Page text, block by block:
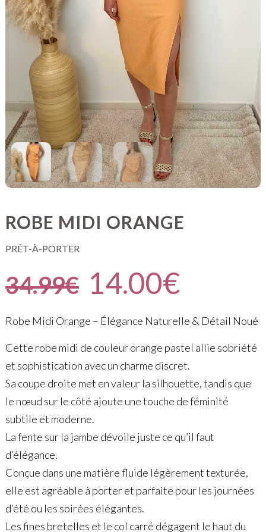
ROBE MIDI ORANGE
PRÊT-À-PORTER
34.99€ 14.00€
Robe Midi Orange – Élégance Naturelle & Détail Noué
Cette robe midi de couleur orange pastel allie sobriété
et sophistication avec un charme discret.
Sa coupe droite met en valeur la silhouette, tandis que
le nœud sur le côté ajoute une touche de féminité
subtile et moderne.
La fente sur la jambe dévoile juste ce qu’il faut
d’élégance.
Conçue dans une matière fluide légèrement texturée,
elle est agréable à porter et parfaite pour les journées
d’été ou les soirées élégantes.
Les fines bretelles et le col carré dégagent le haut du